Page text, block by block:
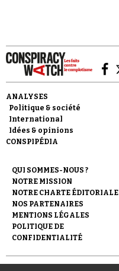
ANALYSES
Politique & société
International
Idées & opinions
CONSPIPÉDIA
QUI SOMMES-NOUS ?
NOTRE MISSION
NOTRE CHARTE ÉDITORIALE
NOS PARTENAIRES
MENTIONS LÉGALES
POLITIQUE DE
CONFIDENTIALITÉ